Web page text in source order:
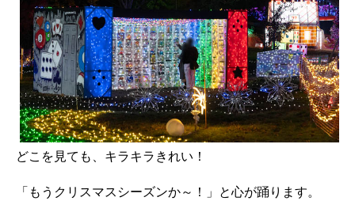
どこを見ても、キラキラきれい！
「もうクリスマスシーズンか～！」と心が踊ります。